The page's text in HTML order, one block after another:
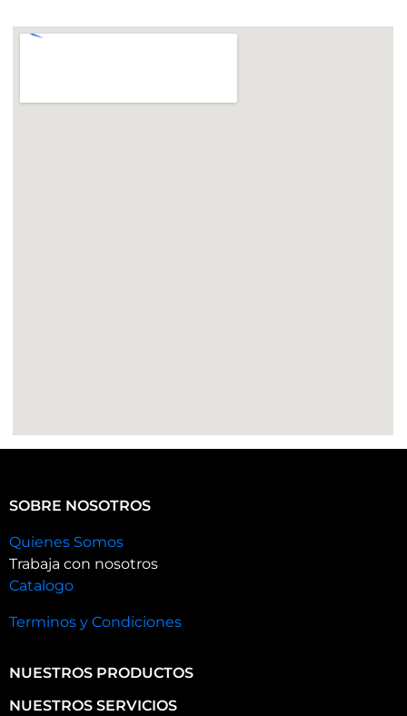
SOBRE NOSOTROS
Quienes Somos
Trabaja con nosotros
Catalogo
Terminos y Condiciones
NUESTROS PRODUCTOS
NUESTROS SERVICIOS